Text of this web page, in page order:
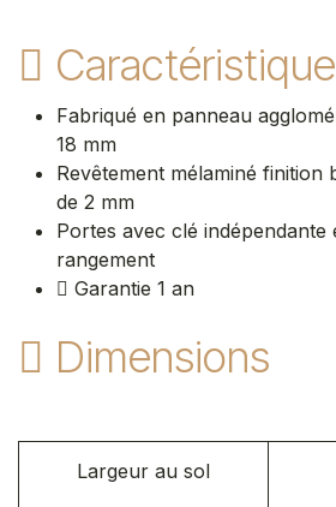
Fabriqué en panneau
18 mm
Revêtement mélaminé finition
de 2 mm
Portes avec clé indépendante
rangement
Garantie 1 an
Dimensions
Largeur au sol